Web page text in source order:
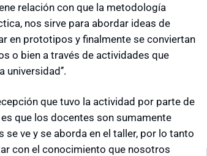
relación con que la metodología
nos sirve para abordar ideas de
en prototipos y finalmente se conviertan
o bien a través de actividades que
que tuvo la actividad por parte de
que los docentes son sumamente
ve y se aborda en el taller, por lo tanto
con el conocimiento que nosotros